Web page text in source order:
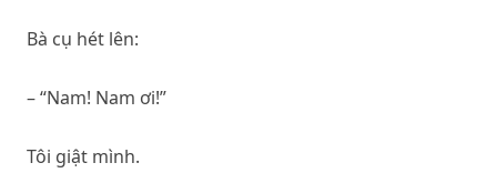
Bà cụ hét lên:
– “Nam! Nam ơi!”
Tôi giật mình.